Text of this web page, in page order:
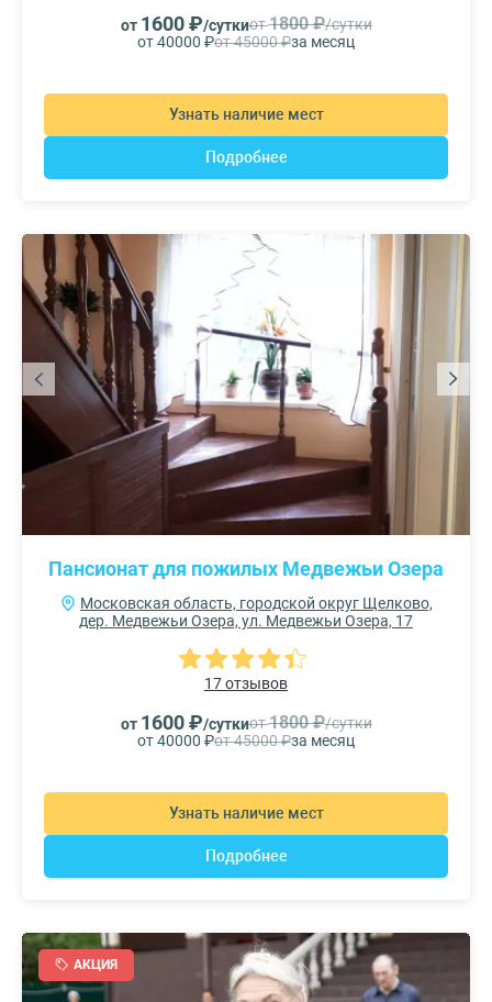
от 1600 ₽/суткиот1800 ₽/сутки
от 40000 ₽от 45000 ₽за месяц
Узнать наличие мест
Подробнее
Пансионат для пожилых Медвежьи Озера
Московская область, городской округ Щелково,
дер. Медвежьи Озера, ул. Медвежьи Озера, 17
17 отзывов
от 1600 ₽/суткиот1800 ₽/сутки
от 40000 ₽от 45000 ₽за месяц
Узнать наличие мест
Подробнее
АКЦИЯ